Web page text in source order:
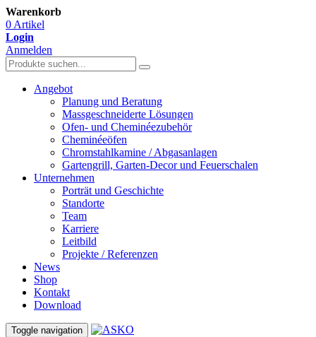
Warenkorb
0 Artikel
Login
Anmelden
Angebot
Planung und Beratung
Massgeschneiderte Lösungen
Ofen- und Cheminéezubehör
Cheminéeöfen
Chromstahlkamine / Abgasanlagen
Gartengrill, Garten-Decor und Feuerschalen
Unternehmen
Porträt und Geschichte
Standorte
Team
Karriere
Leitbild
Projekte / Referenzen
News
Shop
Kontakt
Download
Toggle navigation